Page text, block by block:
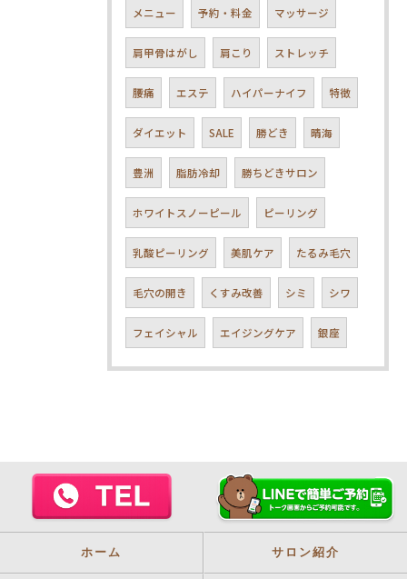
メニュー 予約・料金 マッサージ
肩甲骨はがし 肩こり ストレッチ
腰痛 エステ ハイパーナイフ 特徴
ダイエット SALE 勝どき 晴海
豊洲 脂肪冷却 勝ちどきサロン
ホワイトスノーピール ピーリング
乳酸ピーリング 美肌ケア たるみ毛穴
毛穴の開き くすみ改善 シミ シワ
フェイシャル エイジングケア 銀座
ホーム サロン紹介